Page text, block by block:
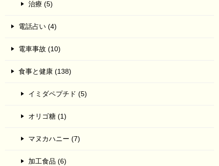
治療 (5)
電話占い (4)
電車事故 (10)
食事と健康 (138)
イミダペプチド (5)
オリゴ糖 (1)
マヌカハニー (7)
加工食品 (6)